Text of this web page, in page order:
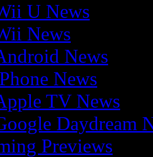
U News
News
News
News
TV News
Daydream
Previews